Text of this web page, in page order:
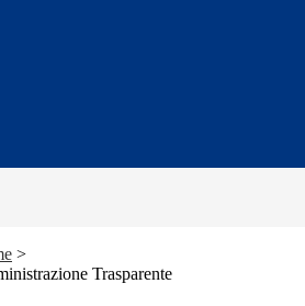
>
Trasparente